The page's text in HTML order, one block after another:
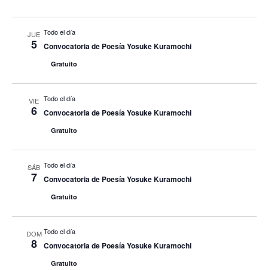
JUE
5
Todo el día
Convocatoria de Poesía Yosuke Kuramochi
Gratuito
VIE
6
Todo el día
Convocatoria de Poesía Yosuke Kuramochi
Gratuito
SÁB
7
Todo el día
Convocatoria de Poesía Yosuke Kuramochi
Gratuito
DOM
8
Todo el día
Convocatoria de Poesía Yosuke Kuramochi
Gratuito